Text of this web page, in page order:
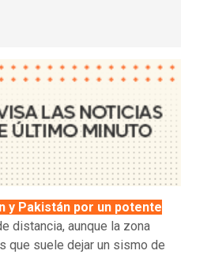
y Pakistán por un potente
distancia, aunque la zona
que suele dejar un sismo de